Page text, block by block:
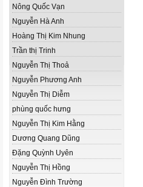
Nông Quốc Vạn
Nguyễn Hà Anh
Hoàng Thị Kim Nhung
Trần thị Trinh
Nguyễn Thị Thoả
Nguyễn Phương Anh
Nguyễn Thị Diễm
phùng quốc hưng
Nguyễn Thị Kim Hằng
Dương Quang Dũng
Đặng Quỳnh Uyên
Nguyễn Thị Hồng
Nguyễn Đình Trường